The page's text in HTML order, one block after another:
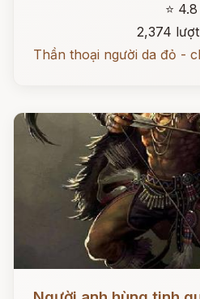
⭐ 4.8
2,374
Thần thoại người da đỏ -